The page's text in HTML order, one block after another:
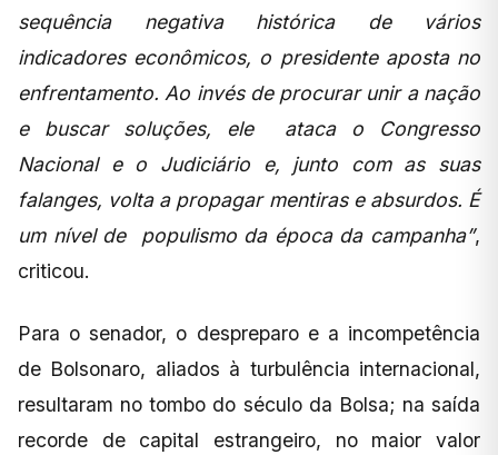
sequência negativa histórica de vários
indicadores econômicos, o presidente aposta no
enfrentamento. Ao invés de procurar unir a nação
e buscar soluções, ele ataca o Congresso
Nacional e o Judiciário e, junto com as suas
falanges, volta a propagar mentiras e absurdos. É
um nível de populismo da época da campanha”,
criticou.
Para o senador, o despreparo e a incompetência
de Bolsonaro, aliados à turbulência internacional,
resultaram no tombo do século da Bolsa; na saída
recorde de capital estrangeiro, no maior valor